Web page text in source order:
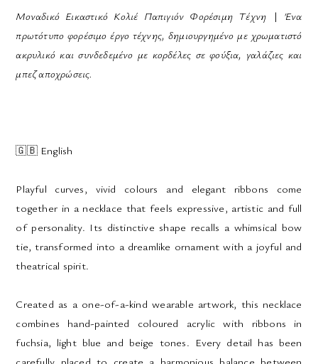
Μοναδικό Εικαστικό Κολιέ Παπιγιόν Φορέσιμη Τέχνη | Ένα
πρωτότυπο φορέσιμο έργο τέχνης, δημιουργημένο με χρωματιστό
ακρυλικό και συνδεδεμένο με κορδέλες σε φούξια, γαλάζιες και
μπεζ αποχρώσεις.
🇬🇧 English
Playful curves, vivid colours and elegant ribbons come
together in a necklace that feels expressive, artistic and full
of personality. Its distinctive shape recalls a whimsical bow
tie, transformed into a dreamlike ornament with a joyful and
theatrical spirit.
Created as a one-of-a-kind wearable artwork, this necklace
combines hand-painted coloured acrylic with ribbons in
fuchsia, light blue and beige tones. Every detail has been